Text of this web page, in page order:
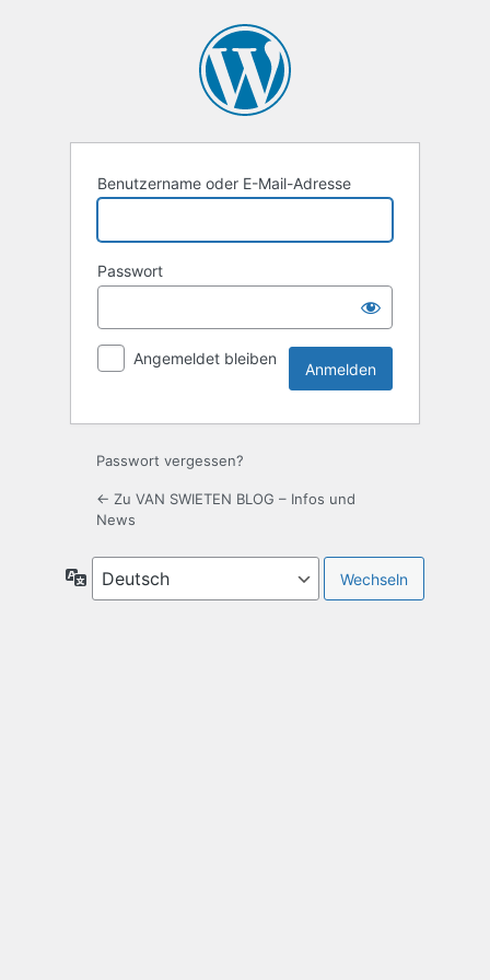
Benutzername oder E-Mail-Adresse
Passwort
Angemeldet bleiben
Passwort vergessen?
← Zu VAN SWIETEN BLOG – Infos und
News
Sprache